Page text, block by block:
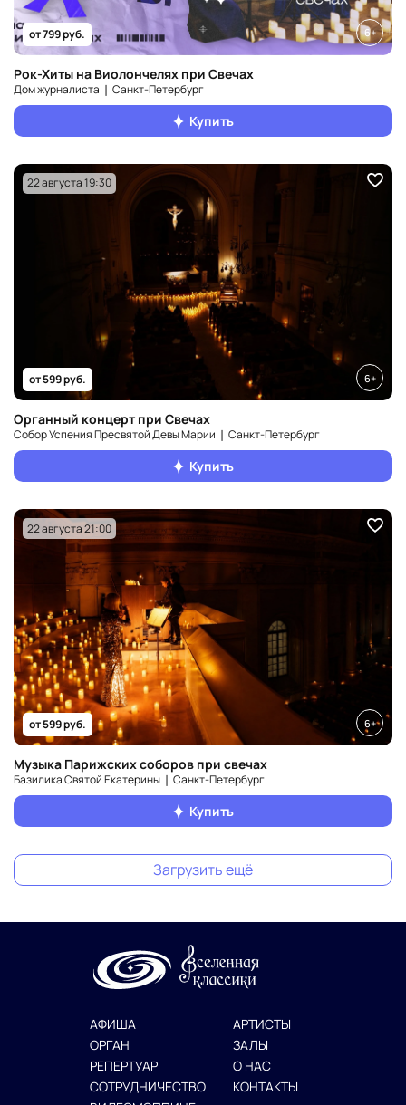
от 799 руб. 6+
Рок-Хиты на Виолончелях при Свечах
Дом журналиста ❘ Санкт‑Петербург
Купить
22 августа 19:30
от 599 руб. 6+
Органный концерт при Свечах
Собор Успения Пресвятой Девы Марии ❘ Санкт‑Петербург
Купить
22 августа 21:00
от 599 руб. 6+
Музыка Парижских соборов при свечах
Базилика Святой Екатерины ❘ Санкт‑Петербург
Купить
Загрузить ещё
АФИША
ОРГАН
РЕПЕРТУАР
СОТРУДНИЧЕСТВО
АРТИСТЫ
ЗАЛЫ
О НАС
КОНТАКТЫ